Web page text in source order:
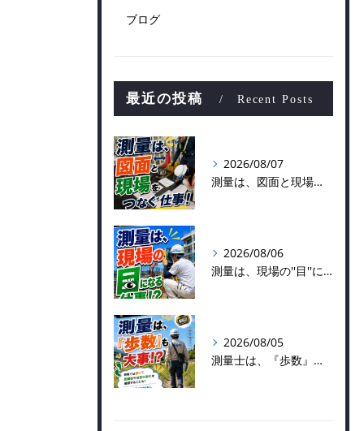
ブログ
最近の投稿 Recent Posts
2026/08/07
測量は、図面と現場をつなぐ仕事！
2026/08/06
測量は、現場の''目''になる仕事！？
2026/08/05
測量士は、『歩数』も大事！？